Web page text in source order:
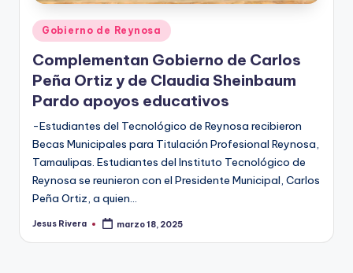
Publicado
en
Gobierno de Reynosa
Complementan Gobierno de Carlos
Peña Ortiz y de Claudia Sheinbaum
Pardo apoyos educativos
-Estudiantes del Tecnológico de Reynosa recibieron
Becas Municipales para Titulación Profesional Reynosa,
Tamaulipas. Estudiantes del Instituto Tecnológico de
Reynosa se reunieron con el Presidente Municipal, Carlos
Peña Ortiz, a quien…
Publicado
Jesus Rivera marzo 18, 2025